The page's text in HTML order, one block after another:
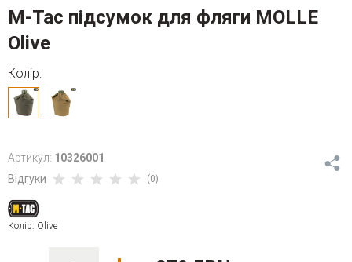
M-Tac підсумок для фляги MOLLE
Olive
Колір:
Артикул: 10326001
Відгуки
(0)
Колір: Olive